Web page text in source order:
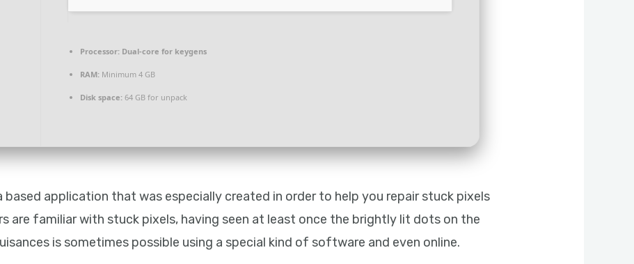
Processor: Dual-core for keygens
RAM: Minimum 4 GB
Disk space: 64 GB for unpack
application that was especially created in order to help you repair stuck pixels
are familiar with stuck pixels, having seen at least once the brightly lit dots on the
is sometimes possible using a special kind of software and even online.